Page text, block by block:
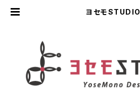
ヨセモSTUDIO